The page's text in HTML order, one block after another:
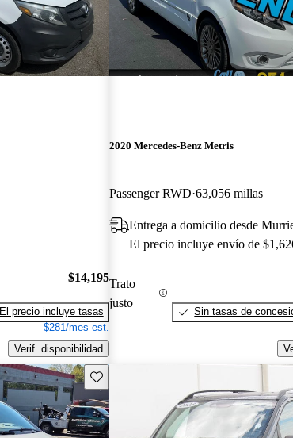
$14,195
El precio incluye tasas
$281/mes est.
Verif. disponibilidad
2020 Mercedes-Benz Metris
Passenger RWD 63,056 millas
Entrega a domicilio desde
El precio incluye envío de
Trato
justo
Sin tasas de
Guarda este Aviso